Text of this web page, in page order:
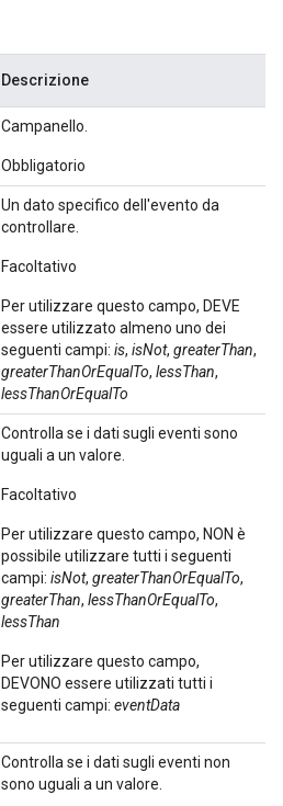
Descrizione
Campanello.
Obbligatorio
Un dato specifico dell'evento da
controllare.
Facoltativo
Per utilizzare questo campo, DEVE
essere utilizzato almeno uno dei
seguenti campi: is, isNot, greaterThan,
greaterThanOrEqualTo, lessThan,
lessThanOrEqualTo
Controlla se i dati sugli eventi sono
uguali a un valore.
Facoltativo
Per utilizzare questo campo, NON è
possibile utilizzare tutti i seguenti
campi: isNot, greaterThanOrEqualTo,
greaterThan, lessThanOrEqualTo,
lessThan
Per utilizzare questo campo,
DEVONO essere utilizzati tutti i
seguenti campi: eventData
Controlla se i dati sugli eventi non
sono uguali a un valore.